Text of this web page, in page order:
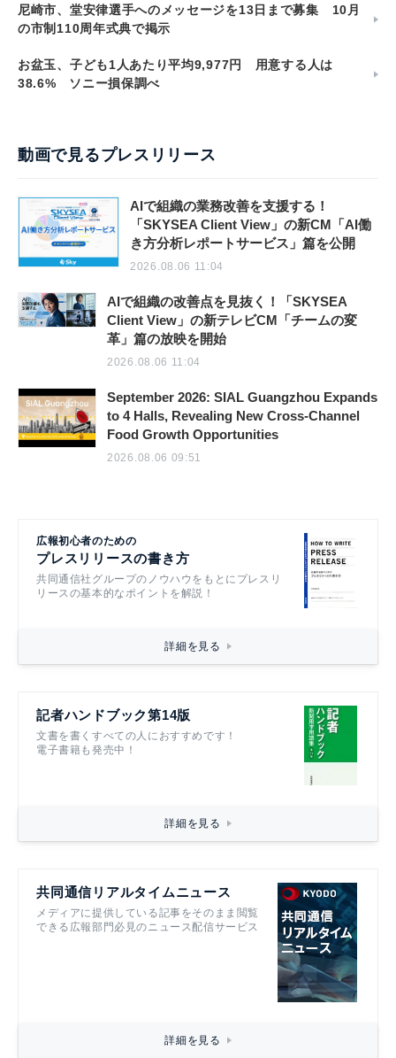
尼崎市、堂安律選手へのメッセージを13日まで募集 10月
の市制110周年式典で掲示
お盆玉、子ども1人あたり平均9,977円 用意する人は
38.6% ソニー損保調べ
動画で見るプレスリリース
AIで組織の業務改善を支援する！
「SKYSEA Client View」の新CM「AI働
き方分析レポートサービス」篇を公開
2026.08.06 11:04
AIで組織の改善点を見抜く！「SKYSEA
Client View」の新テレビCM「チームの変
革」篇の放映を開始
2026.08.06 11:04
September 2026: SIAL Guangzhou Expands
to 4 Halls, Revealing New Cross-Channel
Food Growth Opportunities
2026.08.06 09:51
広報初心者のための
プレスリリースの書き方
共同通信社グループのノウハウをもとにプレスリ
リースの基本的なポイントを解説！
詳細を見る
記者ハンドブック第14版
文書を書くすべての人におすすめです！
電子書籍も発売中！
詳細を見る
共同通信リアルタイムニュース
メディアに提供している記事をそのまま閲覧
できる広報部門必見のニュース配信サービス
詳細を見る